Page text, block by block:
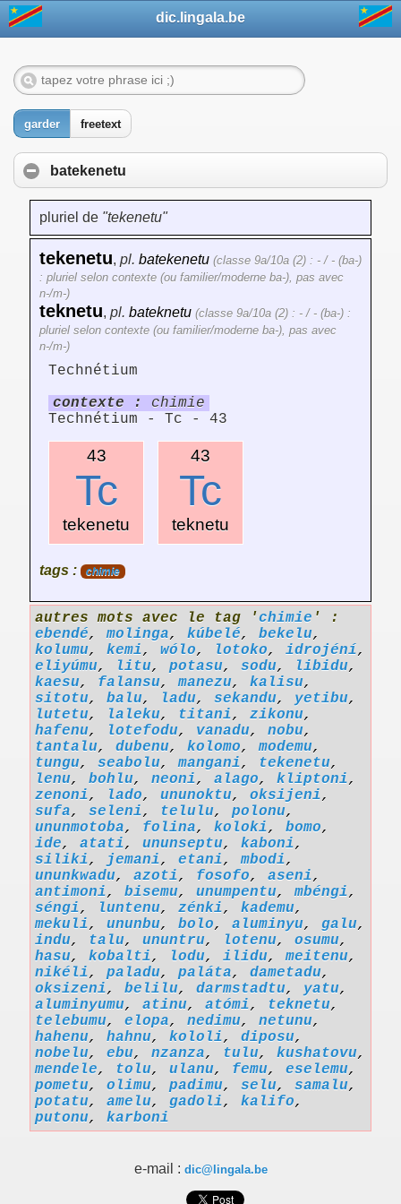
dic.lingala.be
garder freetext
batekenetu
pluriel de "tekenetu"
tekenetu, pl. batekenetu (classe 9a/10a (2) : - / - (ba-)
: pluriel selon contexte (ou familier/moderne ba-), pas avec
n-/m-)
teknetu, pl. bateknetu (classe 9a/10a (2) : - / - (ba-) :
pluriel selon contexte (ou familier/moderne ba-), pas avec
n-/m-)
Technétium
contexte :
chimie
Technétium - Tc - 43
43
Tc
tekenetu
43
Tc
teknetu
tags : chimie
autres mots avec le tag 'chimie ' :
ebendé,molinga, kúbelé, bekelu,
kolumu, kemi, wólo, lotoko, idrojéní,
eliyúmu, litu, potasu, sodu, libidu,
kaesu, falansu,manezu, kalisu,
sitotu, balu, ladu, sekandu, yetibu,
lutetu, laleku, titani, zikonu,
hafenu, lotefodu, vanadu, nobu,
tantalu, dubenu, kolomo,modemu,
tungu, seabolu,mangani, tekenetu,
lenu, bohlu, neoni, alago, kliptoni,
zenoni, lado, ununoktu, oksijeni,
sufa, seleni, telulu, polonu,
ununmotoba, folina, koloki, bomo,
ide, atati, ununseptu, kaboni,
siliki, jemani, etani,mbodi,
ununkwadu, azoti, fosofo, aseni,
antimoni, bisemu, unumpentu,mbéngi,
séngi, luntenu, zénki, kademu,
mekuli, ununbu, bolo, aluminyu, galu,
indu, talu, ununtru, lotenu, osumu,
hasu, kobalti, lodu, ilidu,meitenu,
nikéli, paladu, paláta, dametadu,
oksizeni, belilu, darmstadtu, yatu,
aluminyumu, atinu, atómi, teknetu,
telebumu, elopa, nedimu, netunu,
hahenu, hahnu, kololi, diposu,
nobelu, ebu, nzanza, tulu, kushatovu,
mendele, tolu, ulanu, femu, eselemu,
pometu, olimu, padimu, selu, samalu,
potatu, amelu, gadoli, kalifo,
putonu, karboni
e-mail : dic@lingala.be